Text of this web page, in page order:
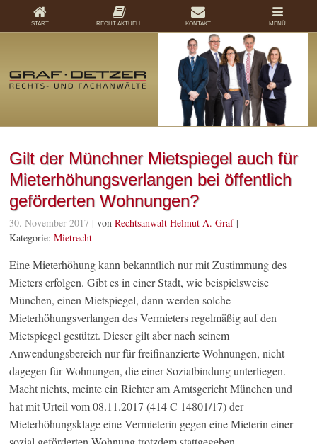
Gilt der Münchner Mietspiegel auch für
Mieterhöhungsverlangen bei öffentlich
geförderten Wohnungen?
30. November 2017 | vonRechtsanwalt Helmut A. Graf|
Kategorie:Mietrecht
Eine Mieterhöhung kann bekanntlich nur mit Zustimmung des
Mieters erfolgen. Gibt es in einer Stadt, wie beispielsweise
München, einen Mietspiegel, dann werden solche
Mieterhöhungsverlangen des Vermieters regelmäßig auf den
Mietspiegel gestützt. Dieser gilt aber nach seinem
Anwendungsbereich nur für freifinanzierte Wohnungen, nicht
dagegen für Wohnungen, die einer Sozialbindung unterliegen.
Macht nichts, meinte ein Richter am Amtsgericht München und
hat mit Urteil vom 08.11.2017 (414 C 14801/17) der
Mieterhöhungsklage eine Vermieterin gegen eine Mieterin einer
START RECHT AKTUELL KONTAKT MENÜ